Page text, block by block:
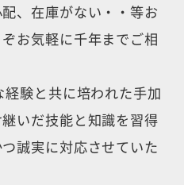
、 在庫がない・・等お
お気軽に千年までご相
験と共に培われた手加
いだ技能と知識を習得
誠実に対応させていた